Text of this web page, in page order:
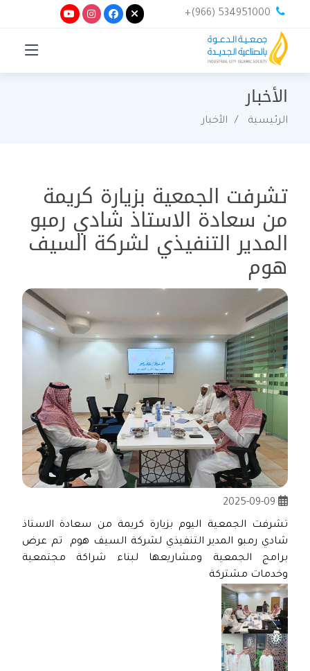
+(966) 534951000
الأخبار
الرئيسية الأخبار
تشرفت الجمعية بزيارة كريمة
من سعادة الاستاذ شادي رمبو
المدير التنفيذي لشركة السيف
هوم
تشرفت الجمعية اليوم بزيارة كريمة من سعادة الاستاذ
شادي رمبو المدير التنفيذي لشركة السيف هوم تم عرض
برامج الجمعية ومشاريعها لبناء شراكة مجتمعية
وخدمات مشتركة